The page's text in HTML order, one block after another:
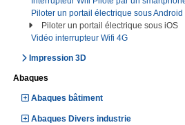
Piloter un portail électrique sous Android
Piloter un portail électrique sous iOS
Vidéo interrupteur Wifi 4G
Impression 3D
Abaques
Abaques bâtiment
Abaques Divers industrie